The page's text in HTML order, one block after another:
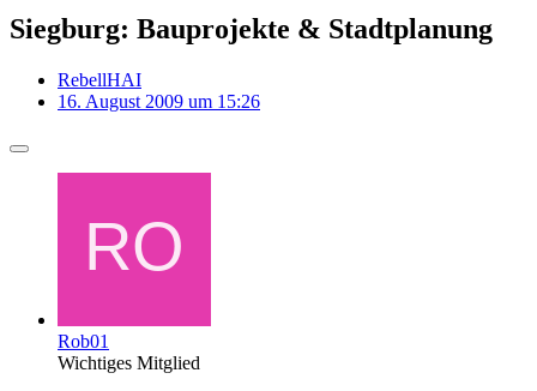
Siegburg: Bauprojekte & Stadtplanung
RebellHAI
16. August 2009 um 15:26
Rob01
Wichtiges Mitglied